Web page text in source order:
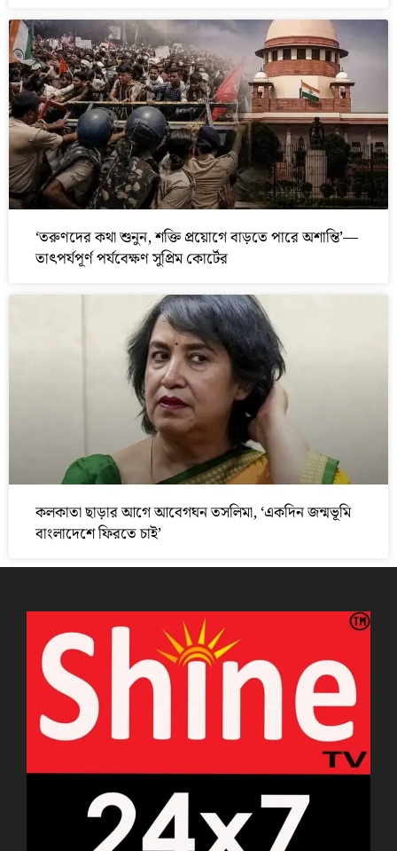
‘তরুণদের কথা শুনুন, শক্তি প্রয়োগে বাড়তে পারে অশান্তি’—
তাৎপর্যপূর্ণ পর্যবেক্ষণ সুপ্রিম কোর্টের
কলকাতা ছাড়ার আগে আবেগঘন তসলিমা, ‘একদিন জন্মভূমি
বাংলাদেশে ফিরতে চাই’